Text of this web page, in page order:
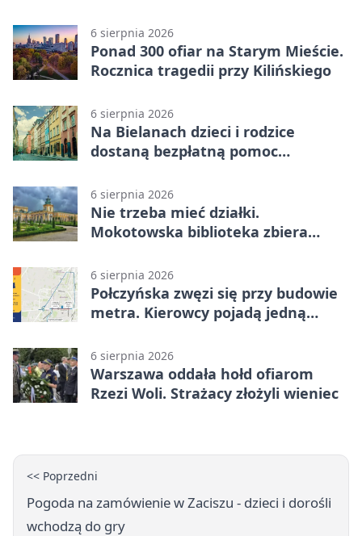
6 sierpnia 2026
Ponad 300 ofiar na Starym Mieście.
Rocznica tragedii przy Kilińskiego
6 sierpnia 2026
Na Bielanach dzieci i rodzice
dostaną bezpłatną pomoc
6 sierpnia 2026
Nie trzeba mieć działki.
Mokotowska biblioteka zbiera
6 sierpnia 2026
Połczyńska zwęzi się przy budowie
metra. Kierowcy pojadą jedną
6 sierpnia 2026
Warszawa oddała hołd ofiarom
Rzezi Woli. Strażacy złożyli wieniec
<< Poprzedni
Pogoda na zamówienie w Zaciszu - dzieci i dorośli
wchodzą do gry